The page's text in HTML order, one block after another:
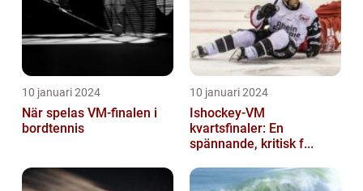
10 januari 2024
När spelas VM-finalen i
bordtennis
10 januari 2024
Ishockey-VM
kvartsfinaler: En
spännande, kritisk f...